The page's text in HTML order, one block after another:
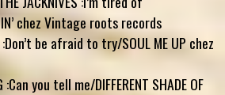
chez Vintage roots records
:Don’t be afraid to try/SOUL ME UP chez
:Can you tell me/DIFFERENT SHADE OF